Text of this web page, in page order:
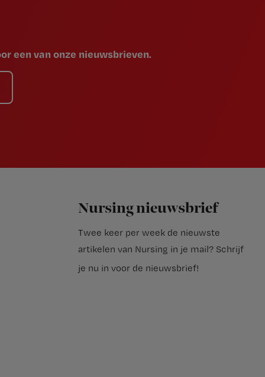
een van onze nieuwsbrieven.
Nursing nieuwsbrief
Twee keer per week de nieuwste
artikelen van Nursing in je mail? Schrijf
je nu in voor de nieuwsbrief!